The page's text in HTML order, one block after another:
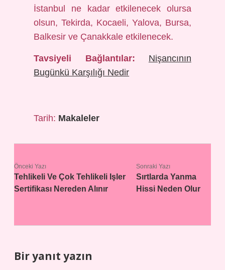
İstanbul ne kadar etkilenecek olursa
olsun, Tekirda, Kocaeli, Yalova, Bursa,
Balkesir ve Çanakkale etkilenecek.
Tavsiyeli Bağlantılar:
Nişancının
Bugünkü Karşılığı Nedir
Tarih: Makaleler
Önceki Yazı
Tehlikeli Ve Çok Tehlikeli Işler
Sertifikası Nereden Alınır
Sonraki Yazı
Sırtlarda Yanma
Hissi Neden Olur
Bir yanıt yazın